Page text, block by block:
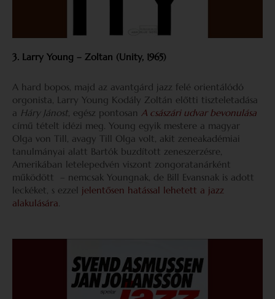
3. Larry Young – Zoltan (Unity, 1965)
A hard bopos, majd az avantgárd jazz felé orientálódó
orgonista, Larry Young Kodály Zoltán előtti tiszteletadása
a Háry Jánost, egész pontosan A császári udvar bevonulása
című tételt idézi meg. Young egyik mestere a magyar
Olga von Till, avagy Till Olga volt, akit zeneakadémiai
tanulmányai alatt Bartók buzdított zeneszerzésre,
Amerikában letelepedvén viszont zongoratanárként
működött – nemcsak Youngnak, de Bill Evansnak is adott
leckéket, s ezzel jelentősen hatással lehetett a jazz
alakulására.